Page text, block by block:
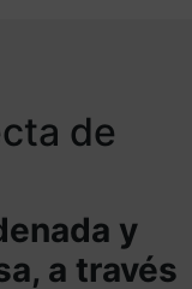
de
y
a través